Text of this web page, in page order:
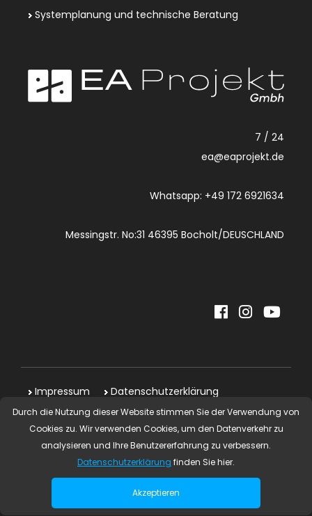
Systemplanung und technische Beratung
7 / 24
ea@eaprojekt.de
Whatsapp: +49 172 6921634
Messingstr. No:31 46395 Bocholt/DEUSCHLAND
Impressum Datenschutzerklärung
Copyright © 2024 | Ea Projekt Alle Rechte
vorbehalten.
iz ajans
Durch die Nutzung dieser Website stimmen Sie der Verwendung von
Cookies zu. Wir verwenden Cookies, um den Datenverkehr zu
analysieren und Ihre Benutzererfahrung zu verbessern.
Datenschutzerklärung finden Sie hier.
Akzeptieren